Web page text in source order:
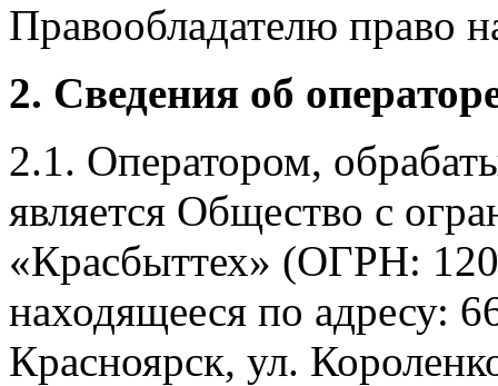
Правообладателю право
2. Сведения об
2.1. Оператором,
является Общество с
«Красбыттех» (ОГРН:
находящееся по адресу:
Красноярск, ул.